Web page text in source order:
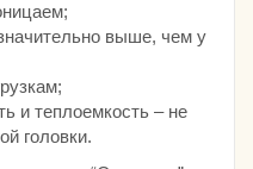
выше, чем у
и теплоемкость – не
головки.